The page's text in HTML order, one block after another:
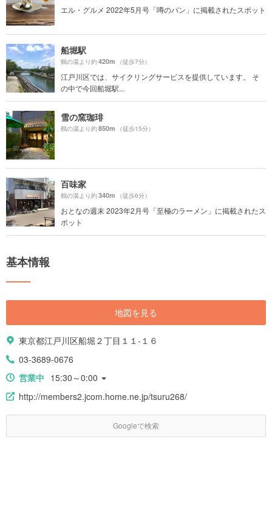
エル・グルメ 2022年5月号「噂のパン」に掲載されたスポット
船堀駅
鶴の湯より約420m （徒歩7分）
江戸川区では、サイクリングサービスを提供しています。 そ
の中で今回船堀駅...
雪の窯珈琲
鶴の湯より約850m （徒歩15分）
百味家
鶴の湯より約340m （徒歩6分）
おとなの週末 2023年2月号「至極のラーメン」に掲載されたス
ポット
基本情報
地図を見る
東京都江戸川区船堀２丁目１１-１６
03-3689-0676
営業中 15:30～0:00
http://members2.jcom.home.ne.jp/tsuru268/
Googleで検索